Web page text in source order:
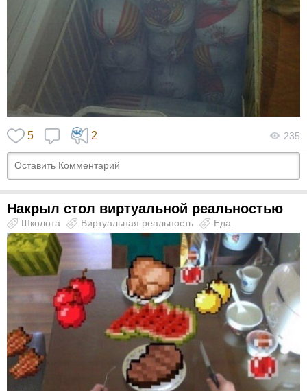
5 2 235
Накрыл стол виртуальной реальностью
Школота Виртуальная реальность Еда